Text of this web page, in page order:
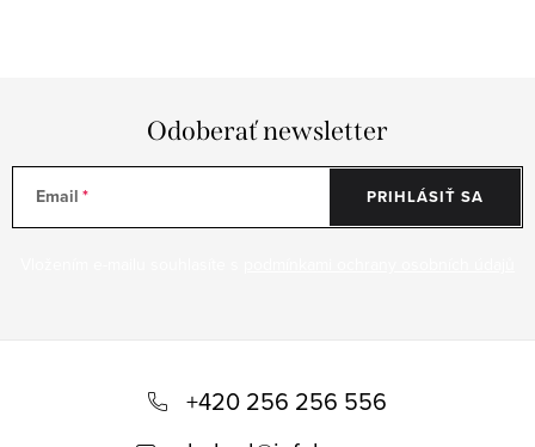
Odoberať newsletter
Email PRIHLÁSIŤ SA
+420 256 256 556